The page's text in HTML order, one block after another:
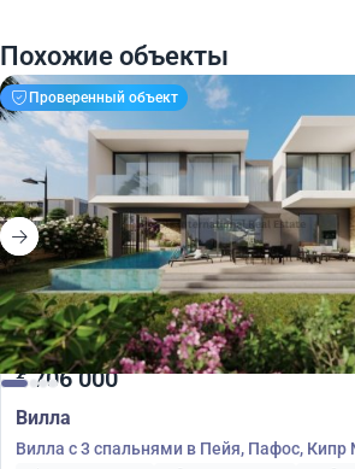
Похожие объекты
Проверенный объект
€706 000
Вилла
Вилла с 3 спальнями в Пейя, Пафос,